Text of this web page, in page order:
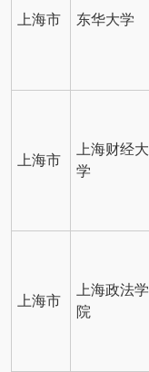
上海市 东华大学
上海市
上海财经大
学
上海市
上海政法学
院